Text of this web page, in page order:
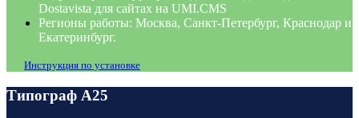
Dostavista для сайтах на UMI.CMS
Регионы работы: Москва, Санкт-Петербург, Краснодар и
Екатеринбург.
Инструкция по установке
Типограф А25